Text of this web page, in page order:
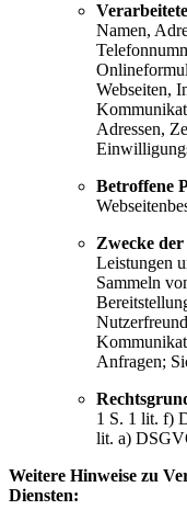
Namen,
Webseiten,
Adressen,
Betroffene
Zwecke
Leistungen
Sammeln
Anfragen;
1 S. 1 lit. f)
lit. a)
Weitere Hinweise zu
Diensten: